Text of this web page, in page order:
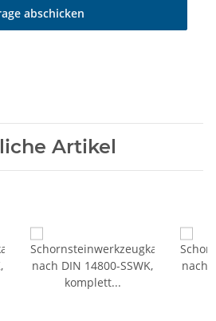
abschicken
Artikel